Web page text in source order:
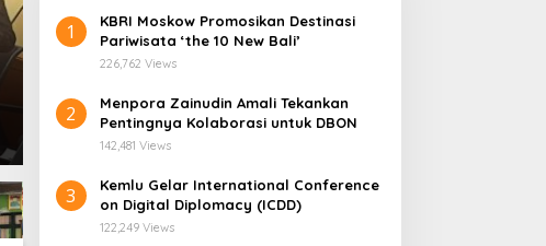
1
​KBRI Moskow Promosikan Destinasi
Pariwisata ‘the 10 New Bali’
226,762 Views
2
​Menpora Zainudin Amali Tekankan
Pentingnya Kolaborasi untuk DBON
142,481 Views
3
​Kemlu Gelar International Conference
on Digital Diplomacy (ICDD)
122,249 Views